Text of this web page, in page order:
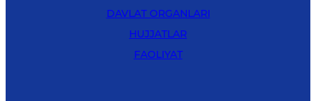
DAVLAT ORGANLARI
HUJJATLAR
FAOLIYAT